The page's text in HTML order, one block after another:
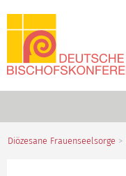
Navigation
Diözesane Frauenseelsorge